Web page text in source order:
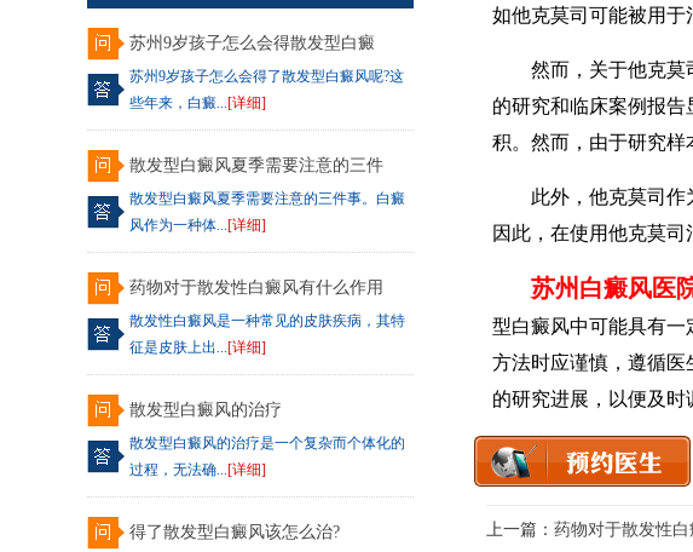
苏州9岁孩子怎么会得散发型白癜
苏州9岁孩子怎么会得了散发型白癜风呢?这
些年来，白癜...[详细]
散发型白癜风夏季需要注意的三件
散发型白癜风夏季需要注意的三件事。白癜
风作为一种体...[详细]
药物对于散发性白癜风有什么作用
散发性白癜风是一种常见的皮肤疾病，其特
征是皮肤上出...[详细]
散发型白癜风的治疗
散发型白癜风的治疗是一个复杂而个体化的
过程，无法确...[详细]
得了散发型白癜风该怎么治?
如他克莫司可能被用于
然而，关于他克莫司
的研究和临床案例报
积。然而，由于研究样
此外，他克莫司作为
因此，在使用他克莫
苏州白癜风医
型白癜风中可能具有
方法时应谨慎，遵循
的研究进展，以便及时
上一篇： 药物对于散发性